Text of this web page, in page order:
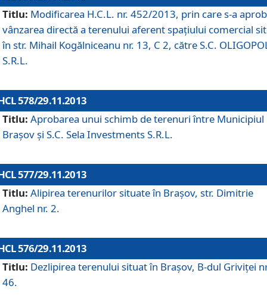
Titlu: Modificarea H.C.L. nr. 452/2013, prin care s-a
vânzarea directă a terenului aferent spaţiului comercial
în str. Mihail Kogălniceanu nr. 13, C 2, către S.C.
S.R.L.
578/29.11.2013
Titlu: Aprobarea unui schimb de terenuri între Municipiul
Braşov şi S.C. Sela Investments S.R.L.
577/29.11.2013
Titlu: Alipirea terenurilor situate în Braşov, str. Dimitrie
Anghel nr. 2.
576/29.11.2013
Titlu: Dezlipirea terenului situat în Braşov, B-dul Griviţei
46.